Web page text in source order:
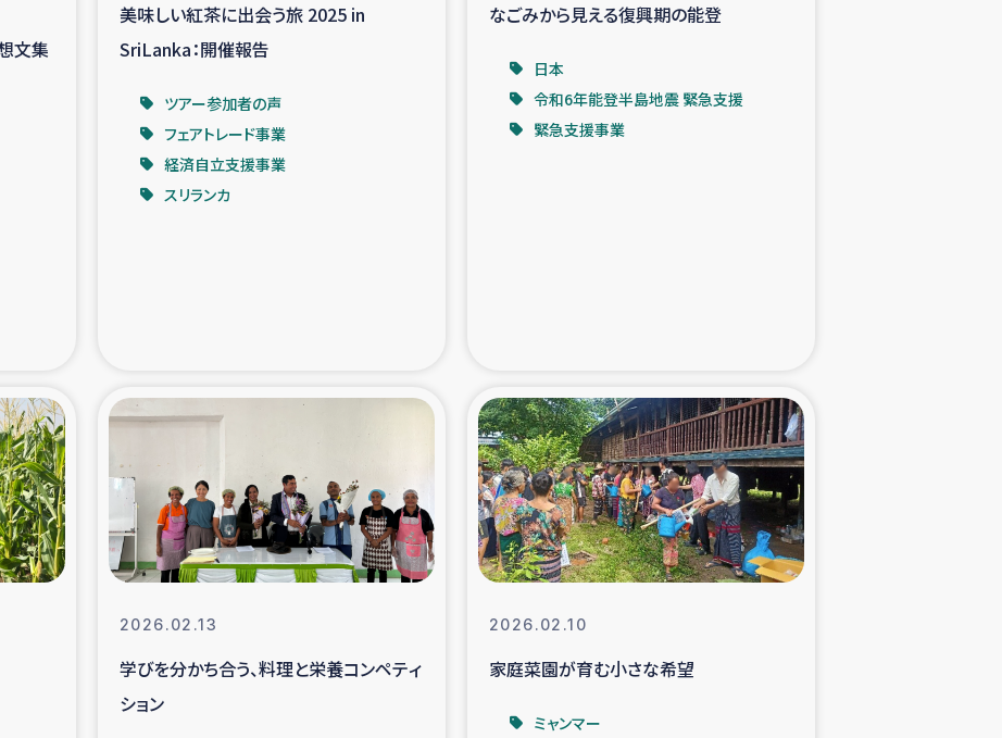
ける羊の畜産支援 ガザ地区での公園の緑化を通じた支援事業
ガザ地区酪農を通した女性グループの生計支援
活改善による栄養改善事業
ー生産者支援 アイナロ県マウベシ郡でのコーヒー畑改善事業
規模爆発被災者支援 女性の生計向上支援
トリー（カカオ）事業
文集
美味しい紅茶に出会う旅 2025 in
SriLanka：開催報告
ツアー参加者の声
フェアトレード事業
経済自立支援事業
スリランカ
なごみから見える復興期の能登
日本
令和6年能登半島地震 緊急支援
緊急支援事業
2026.02.13
学びを分かち合う、料理と栄養コンペティ
ション
2026.02.10
家庭菜園が育む小さな希望
ミャンマー